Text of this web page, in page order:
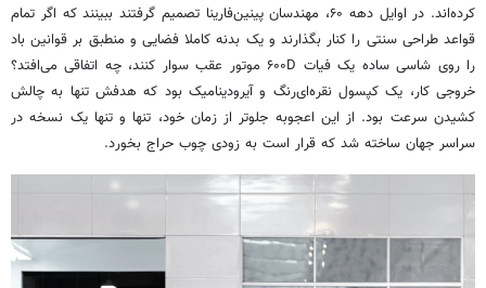
کرده‌اند. در اوایل دهه ۶۰، مهندسان پینین‌فارینا تصمیم گرفتند ببینند که اگر تمام
قواعد طراحی سنتی را کنار بگذارند و یک بدنه کاملا فضایی و منطبق بر قوانین باد
را روی شاسی ساده یک فیات ۶۰۰D موتور عقب سوار کنند، چه اتفاقی می‌افتد؟
خروجی کار، یک کپسول نقره‌ای‌رنگ و آیرودینامیک بود که هدفش تنها به چالش
کشیدن سرعت بود. از این اعجوبه جلوتر از زمان خود، تنها و تنها یک نسخه در
سراسر جهان ساخته شد که قرار است به زودی چوب حراج بخورد.